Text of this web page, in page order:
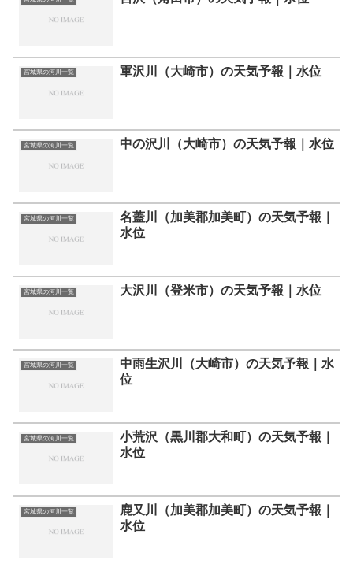
宮城県の河川一覧 軍沢川（大崎市）の天気予報｜水位
宮城県の河川一覧 中の沢川（大崎市）の天気予報｜水位
宮城県の河川一覧
名蓋川（加美郡加美町）の天気予報｜
水位
宮城県の河川一覧 大沢川（登米市）の天気予報｜水位
宮城県の河川一覧
中雨生沢川（大崎市）の天気予報｜水
位
宮城県の河川一覧
小荒沢（黒川郡大和町）の天気予報｜
水位
宮城県の河川一覧
鹿又川（加美郡加美町）の天気予報｜
水位